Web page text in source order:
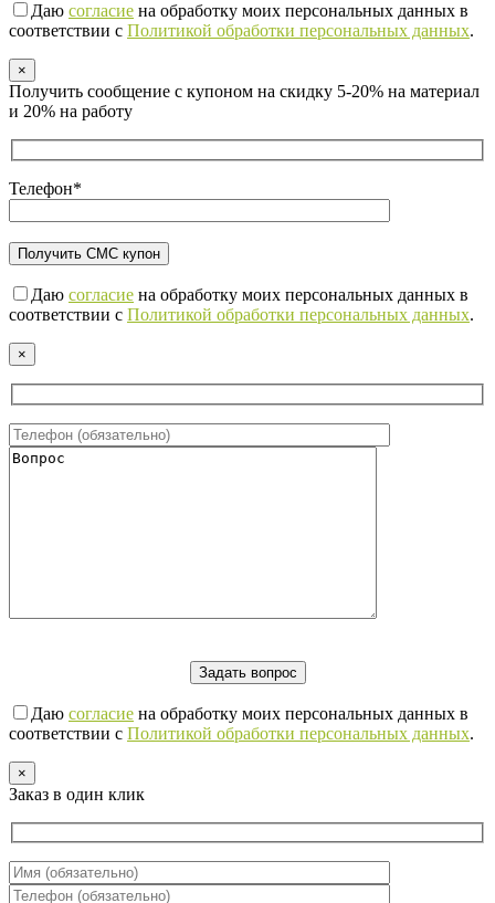
Даю согласие на обработку моих персональных данных в
соответствии с Политикой обработки персональных данных.
×
Получить сообщение с купоном на скидку 5-20% на материал
и 20% на работу
Телефон*
Даю согласие на обработку моих персональных данных в
соответствии с Политикой обработки персональных данных.
×
Даю согласие на обработку моих персональных данных в
соответствии с Политикой обработки персональных данных.
×
Заказ в один клик